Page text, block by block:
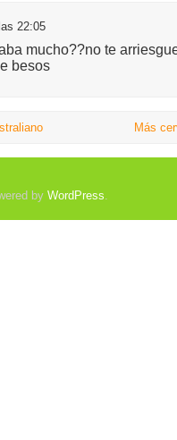
22:05
mucho??no te
besos
Más
by WordPress.